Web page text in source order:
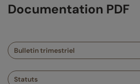
Documentation PDF
Bulletin trimestriel
Statuts